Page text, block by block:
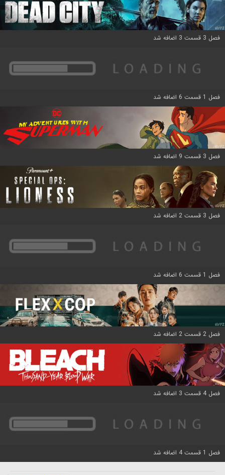
فصل 3 قسمت 3 اضافه شد
فصل 1 قسمت 6 اضافه شد
فصل 3 قسمت 9 اضافه شد
فصل 3 قسمت 2 اضافه شد
فصل 1 قسمت 6 اضافه شد
فصل 2 قسمت 2 اضافه شد
فصل 4 قسمت 3 اضافه شد
فصل 1 قسمت 4 اضافه شد